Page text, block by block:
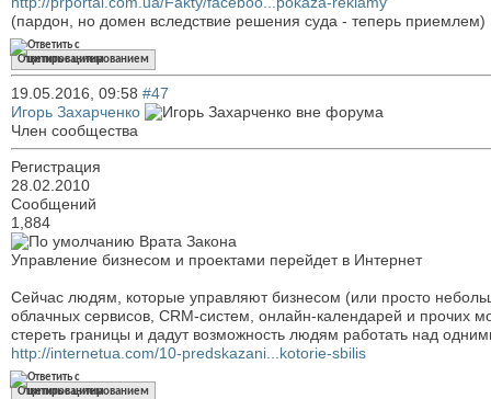
(пардон, но домен вследствие решения суда - теперь приемлем)
Ответить с цитированием
19.05.2016, 09:58 #47
Игорь Захарченко
Член сообщества
Регистрация
28.02.2010
Сообщений
1,884
Врата Закона
Управление бизнесом и проектами перейдет в Интернет
Сейчас людям, которые управляют бизнесом (или просто
облачных сервисов, CRM-систем, онлайн-календарей и прочих
стереть границы и дадут возможность людям работать над
http://internetua.com/10-predskazani...kotorie-sbilis
Ответить с цитированием